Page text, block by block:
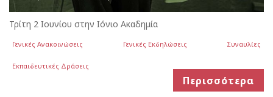
Τρίτη 2 Ιουνίου στην Ιόνιο Ακαδημία
Γενικές Ανακοινώσεις Γενικές Εκδηλώσεις Συναυλίες
Εκπαιδευτικές Δράσεις
Περισσότερα